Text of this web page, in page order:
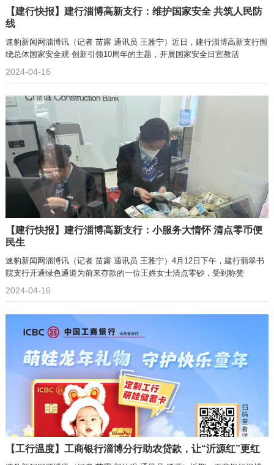
【建行快报】建行淄博高新支行：维护国家安全 共筑人民防
线
速豹新闻网淄博讯（记者 苗露 通讯员 王雅宁）近日，建行淄博高新支行围
绕总体国家安全观 创新引领10周年的主题，开展国家安全日宣教活
2024-04-16
【建行快报】建行淄博高新支行：小服务大情怀 清点零币便
民生
速豹新闻网淄博讯（记者 苗露 通讯员 王雅宁）4月12日下午，建行翡翠书
院支行开通绿色通道为前来存款的一位王姓女士清点零钞，受到称赞
2024-04-16
【工行温度】工商银行淄博分行助农贷款，让“沂源红”更红